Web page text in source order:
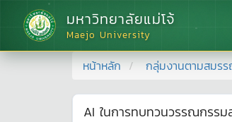
มหาวิทยาลัยแม่โจ้
Maejo University
หน้าหลัก กลุ่มงานตามสมรร
AI ในการทบทวนวรรณกรรม